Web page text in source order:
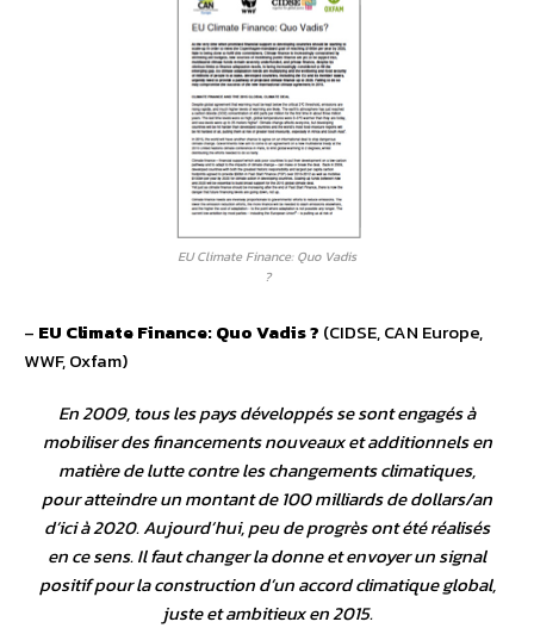
EU Climate Finance: Quo Vadis
?
– EU Climate Finance: Quo Vadis ? (CIDSE, CAN Europe,
WWF, Oxfam)
En 2009, tous les pays développés se sont engagés à
mobiliser des financements nouveaux et additionnels en
matière de lutte contre les changements climatiques,
pour atteindre un montant de 100 milliards de dollars/an
d’ici à 2020. Aujourd’hui, peu de progrès ont été réalisés
en ce sens. Il faut changer la donne et envoyer un signal
positif pour la construction d’un accord climatique global,
juste et ambitieux en 2015.